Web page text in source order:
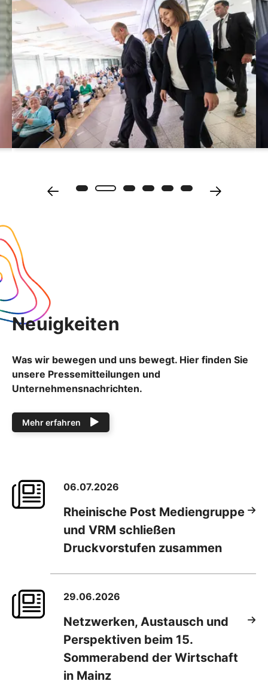
Neuigkeiten
Was wir bewegen und uns bewegt. Hier finden Sie
unsere Pressemitteilungen und
Unternehmensnachrichten.
Mehr erfahren
06.07.2026
Rheinische Post Mediengruppe
und VRM schließen
Druckvorstufen zusammen
29.06.2026
Netzwerken, Austausch und
Perspektiven beim 15.
Sommerabend der Wirtschaft
in Mainz